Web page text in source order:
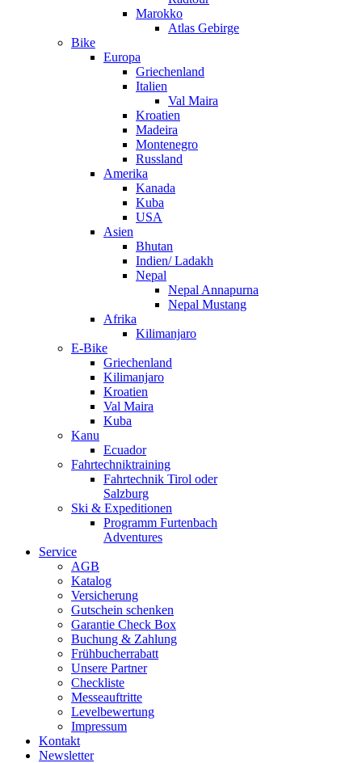
Marokko
Atlas Gebirge
Bike
Europa
Griechenland
Italien
Val Maira
Kroatien
Madeira
Montenegro
Russland
Amerika
Kanada
Kuba
USA
Asien
Bhutan
Indien/ Ladakh
Nepal
Nepal Annapurna
Nepal Mustang
Afrika
Kilimanjaro
E-Bike
Griechenland
Kilimanjaro
Kroatien
Val Maira
Kuba
Kanu
Ecuador
Fahrtechniktraining
Fahrtechnik Tirol oder
Salzburg
Ski & Expeditionen
Programm Furtenbach
Adventures
Service
AGB
Katalog
Versicherung
Gutschein schenken
Garantie Check Box
Buchung & Zahlung
Frühbucherrabatt
Unsere Partner
Checkliste
Messeauftritte
Levelbewertung
Impressum
Kontakt
Newsletter